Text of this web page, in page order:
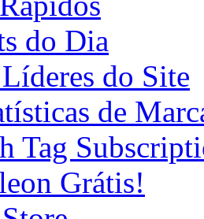
do Dia
do Site
de
Tag
Grátis!